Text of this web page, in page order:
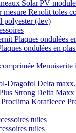
Solar PV module
mesure Renolit toles
polyester (dev)
Plaques ondulées
ondulées en
Menuiserite
Dragofol Delta
Strong Delta Maxx
Proclima Korafleece
tuiles
tuiles